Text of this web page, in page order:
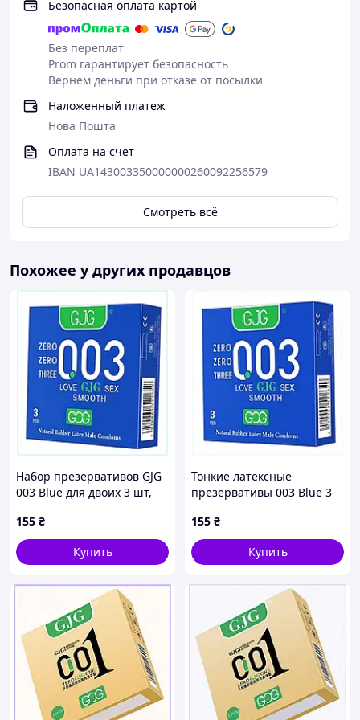
Безопасная оплата картой
Без переплат
Prom гарантирует безопасность
Вернем деньги при отказе от посылки
Наложенный платеж
Нова Пошта
Оплата на счет
IBAN UA143003350000000260092256579
Смотреть всё
Похожее у других продавцов
Набор презервативов GJG
003 Blue для двоих 3 шт,
155 ₴
Купить
Тонкие латексные
презервативы 003 Blue 3
155 ₴
Купить